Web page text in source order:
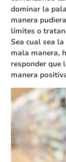
dominar la
manera
límites o
Sea cual sea
mala manera,
responder que
manera